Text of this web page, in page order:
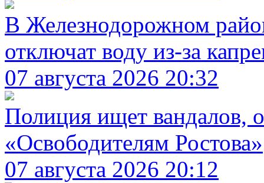
В Железнодорожном
отключат воду из-за
07 августа 2026 20:32
Полиция ищет вандалов,
«Освободителям Ростова»
07 августа 2026 20:12